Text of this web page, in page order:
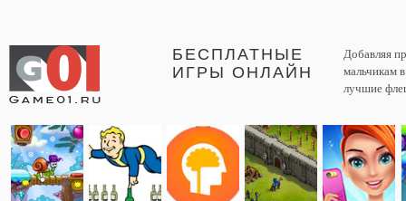
БЕСПЛАТНЫЕ
ИГРЫ ОНЛАЙН
Добавляя
мальчикам
лучшие